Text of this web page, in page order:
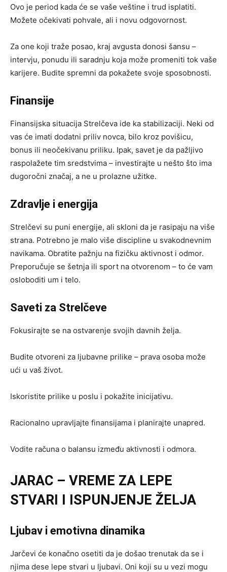
Ovo je period kada će se vaše veštine i trud isplatiti.
Možete očekivati pohvale, ali i novu odgovornost.
Za one koji traže posao, kraj avgusta donosi šansu –
intervju, ponudu ili saradnju koja može promeniti tok vaše
karijere. Budite spremni da pokažete svoje sposobnosti.
Finansije
Finansijska situacija Strelčeva ide ka stabilizaciji. Neki od
vas će imati dodatni priliv novca, bilo kroz povišicu,
bonus ili neočekivanu priliku. Ipak, savet je da pažljivo
raspolažete tim sredstvima – investirajte u nešto što ima
dugoročni značaj, a ne u prolazne užitke.
Zdravlje i energija
Strelčevi su puni energije, ali skloni da je rasipaju na više
strana. Potrebno je malo više discipline u svakodnevnim
navikama. Obratite pažnju na fizičku aktivnost i odmor.
Preporučuje se šetnja ili sport na otvorenom – to će vam
osloboditi um i telo.
Saveti za Strelčeve
Fokusirajte se na ostvarenje svojih davnih želja.
Budite otvoreni za ljubavne prilike – prava osoba može
ući u vaš život.
Iskoristite prilike u poslu i pokažite inicijativu.
Racionalno upravljajte finansijama i planirajte unapred.
Vodite računa o balansu između aktivnosti i odmora.
JARAC – VREME ZA LEPE
STVARI I ISPUNJENJE ŽELJA
Ljubav i emotivna dinamika
Jarčevi će konačno osetiti da je došao trenutak da se i
njima dese lepe stvari u ljubavi. Oni koji su u vezi mogu